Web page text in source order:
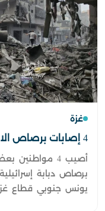
غزة
4 إصابات برصاص الاحتلال في خانيونس
أصيب 4
برصاص دبابة
يونس جنوبي قطاع